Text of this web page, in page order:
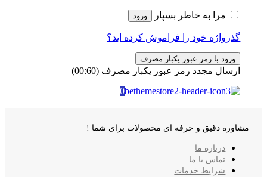
مرا به خاطر بسپار ورود
گذرواژه خود را فراموش کرده اید؟
ورود با رمز عبور یکبار مصرف
ارسال مجدد رمز عبور یکبار مصرف (00:
60
)
0
مشاوره دقیق و حرفه ای محصولات برای شما !
درباره ما
تماس با ما
شرایط خدمات